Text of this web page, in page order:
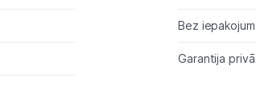
Bez
Garantija